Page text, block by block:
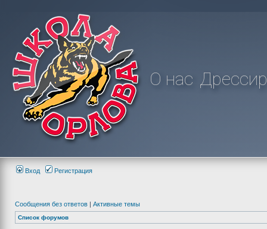
О нас
Вход Регистрация
Сообщения без ответов | Активные темы
Список форумов